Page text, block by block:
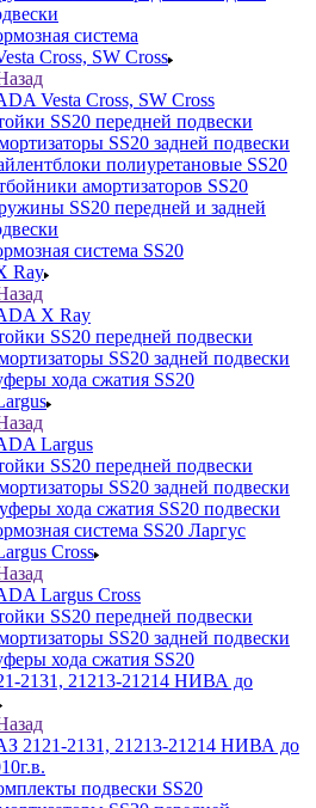
система
Cross, SW Cross
Vesta Cross, SW Cross
SS20 передней подвески
SS20 задней подвески
полиуретановые SS20
амортизаторов SS20
SS20 передней и задней
система SS20
Ray
X Ray
SS20 передней подвески
SS20 задней подвески
хода сжатия SS20
Largus
SS20 передней подвески
SS20 задней подвески
хода сжатия SS20 подвески
система SS20 Ларгус
Cross
Largus Cross
SS20 передней подвески
SS20 задней подвески
хода сжатия SS20
2131, 21213-21214 НИВА до
2121-2131, 21213-21214 НИВА до
подвески SS20